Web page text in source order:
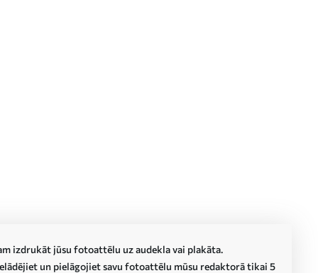
izdrukāt jūsu fotoattēlu uz audekla vai plakāta.
un pielāgojiet savu fotoattēlu mūsu redaktorā tikai 5